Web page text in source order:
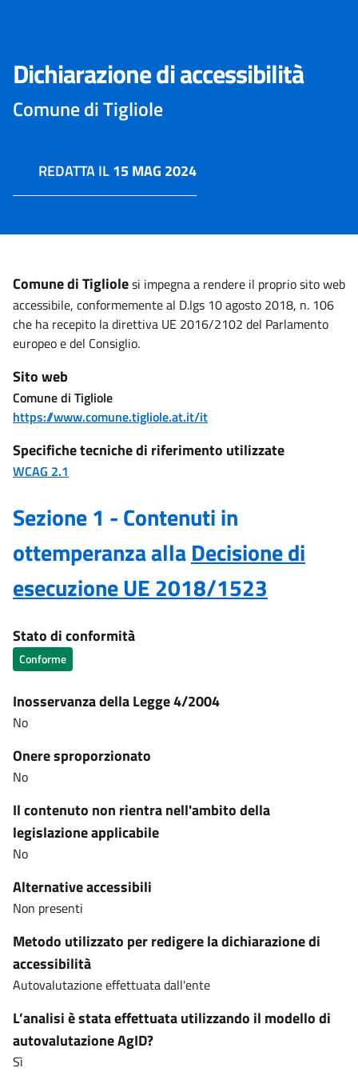
Dichiarazione di accessibilità
Comune di Tigliole
REDATTA IL15 MAG 2024
Comune di Tigliolesi impegna a rendere il proprio sito web
accessibile, conformemente al D.lgs 10 agosto 2018, n. 106
che ha recepito la direttiva UE 2016/2102 del Parlamento
europeo e del Consiglio.
Sito web
Comune di Tigliole
https://www.comune.tigliole.at.it/it
Specifiche tecniche di riferimento utilizzate
WCAG 2.1
Sezione 1 - Contenuti in
ottemperanza allaDecisione di
esecuzione UE 2018/1523
Stato di conformità
Conforme
Inosservanza della Legge 4/2004
No
Onere sproporzionato
No
Il contenuto non rientra nell'ambito della
legislazione applicabile
No
Alternative accessibili
Non presenti
Metodo utilizzato per redigere la dichiarazione di
accessibilità
Autovalutazione effettuata dall'ente
L’analisi è stata effettuata utilizzando il modello di
autovalutazione AgID?
Sì